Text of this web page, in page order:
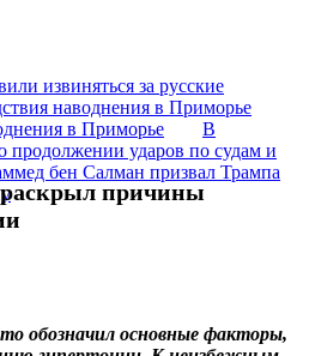
извиняться за русские
наводнения в Приморье
в Приморье
В
ударов по судам и
бен Салман призвал Трампа
причины
обозначил основные факторы,